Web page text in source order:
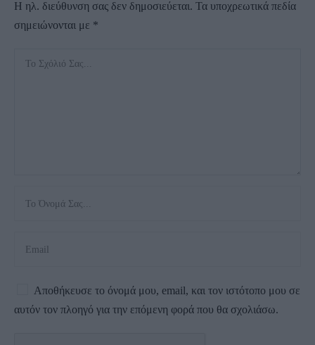
Η ηλ. διεύθυνση σας δεν δημοσιεύεται. Τα υποχρεωτικά πεδία
σημειώνονται με *
Αποθήκευσε το όνομά μου, email, και τον ιστότοπο μου σε
αυτόν τον πλοηγό για την επόμενη φορά που θα σχολιάσω.